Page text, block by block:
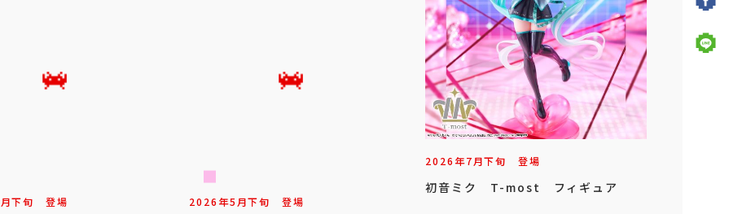
月下旬 登場 2026年5月下旬 登場
2026年7月下旬 登場
初音ミク T-most フィギュア